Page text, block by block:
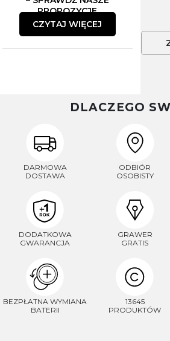
PROPOZYCJE
CZYTAJ WIĘCEJ
DLACZEGO
DARMOWA
DOSTAWA
ODBIÓR
OSOBISTY
DODATKOWA
GWARANCJA
GRAWER
GRATIS
BEZPŁATNA WYMIANA
BATERII
13645
PRODUKTÓW